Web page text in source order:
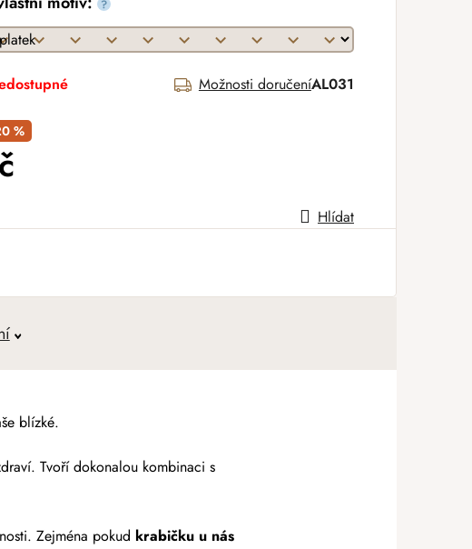
?
Možnosti doručeníAL031
%
Hlídat
blízké.
Tvoří dokonalou kombinaci s
Zejména pokud krabičku u nás